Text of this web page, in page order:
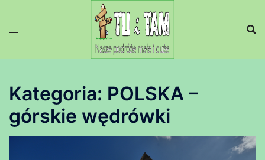
Kategoria: POLSKA –
górskie wędrówki